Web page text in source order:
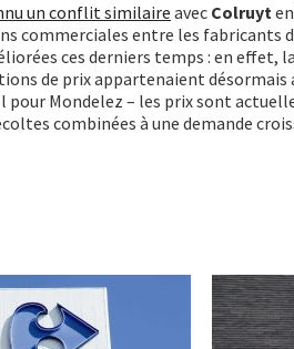
un conflit similaire avec Colruyt
commerciales entre les fabricants
ces derniers temps : en
de prix appartenaient désormais
pour Mondelez – les prix sont
combinées à une demande